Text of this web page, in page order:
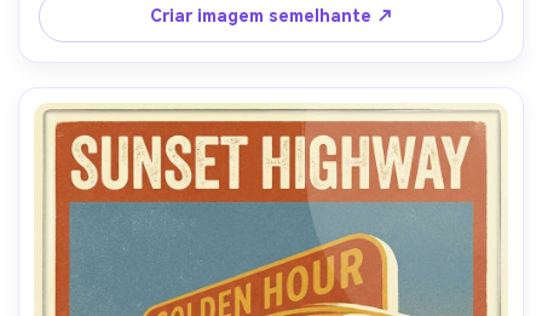
destino e "edição de viagem de estrada", composição
pronta para impressão, lente de 85mm, profundidade de
campo rasa, iluminação cinematográfica suave-AR 4:5
Criar imagem semelhante ↗